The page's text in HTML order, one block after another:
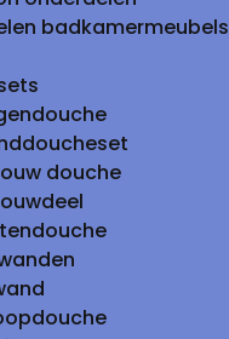
badkamermeubels
douche